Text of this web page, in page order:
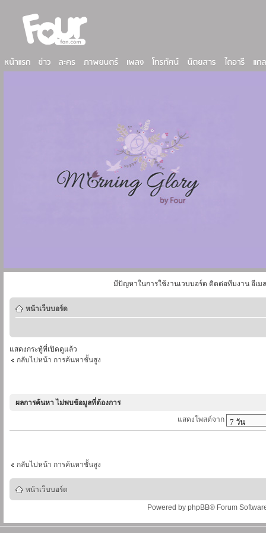
มีปัญหาในการใช้งานเวบบอร์ด ติดต่อทีมงาน อีเม
หน้าเว็บบอร์ด
แสดงกระทู้ที่เปิดดูแล้ว
กลับไปหน้า การค้นหาชั้นสูง
ผลการค้นหา ไม่พบข้อมูลที่ต้องการ
แสดงโพสต์จาก
กลับไปหน้า การค้นหาชั้นสูง
หน้าเว็บบอร์ด
Powered by phpBB® Forum